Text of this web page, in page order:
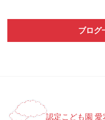
ブログ
認定こども園